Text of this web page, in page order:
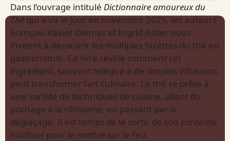
Dans l’ouvrage intitulé Dictionnaire amoureux du
Théqui a vu le jour en novembre 2025, les auteurs
François-Xavier Delmas et Ingrid Astier nous
invitent à découvrir les multiples facettes du thé en
gastronomie. Ce livre révèle comment cet
ingrédient, souvent relégué à de simples infusions,
peut transformer l’art culinaire. Le thé se prête à
une variété de techniques de cuisine, allant du
pochage à la rôtisserie, en passant par le
déglaçage. Il est temps de le sortir de son contexte
habituel pour le mettre sur le feu.